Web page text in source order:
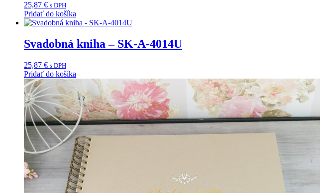
25,87 € s DPH
Pridať do košíka
Svadobná kniha – SK-A-4014U
25,87 € s DPH
Pridať do košíka